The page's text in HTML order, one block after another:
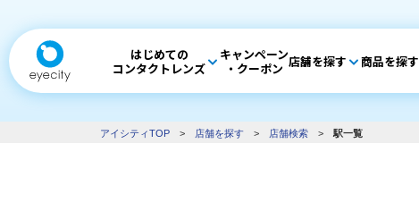
はじめての
コンタクトレンズ
キャンペーン
・クーポン 店舗を探す 商品を探す
アイシティTOP > 店舗を探す > 店舗検索 > 駅一覧